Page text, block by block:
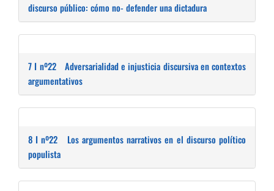
discurso público: cómo no- defender una dictadura
7 I nº22
Adversarialidad e injusticia discursiva en contextos
argumentativos
8 I nº22
Los argumentos narrativos en el discurso político
populista